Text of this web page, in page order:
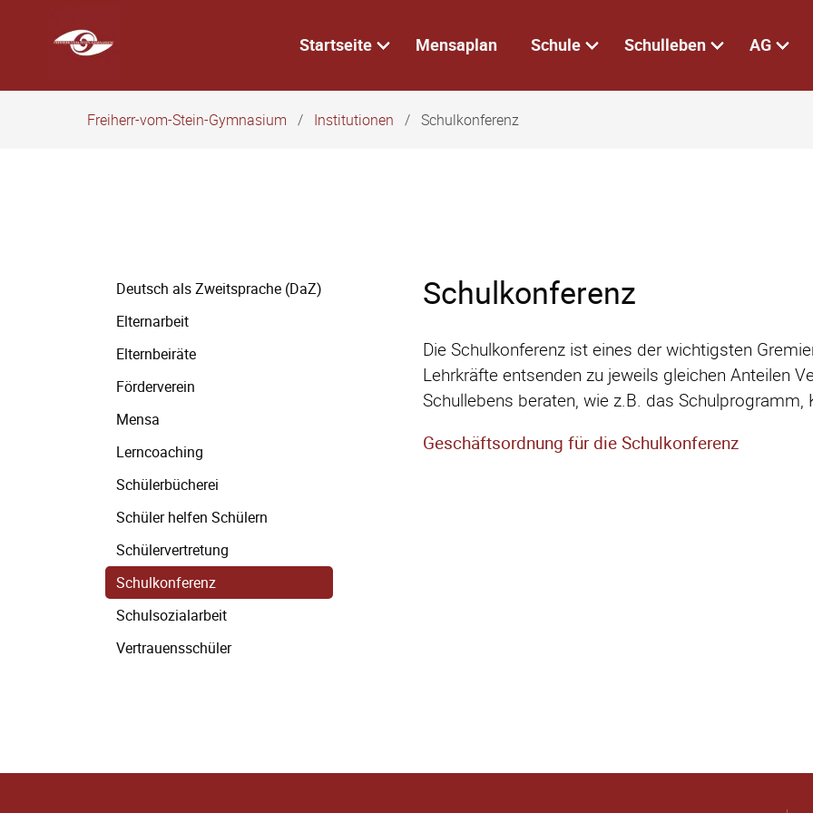
überspringen
Startseite Mensaplan Schule Schulleben AG
Freiherr-vom-Stein-Gymnasium Institutionen Schulkonferenz
Schulkonferenz
Die Schulkonferenz ist eines der wichtigsten
Lehrkräfte entsenden zu jeweils gleichen Anteilen
Schullebens beraten, wie z.B. das
Geschäftsordnung für die Schulkonferenz
Navigation
Deutsch als Zweitsprache (DaZ)
Elternarbeit
Elternbeiräte
Förderverein
Mensa
Lerncoaching
Schülerbücherei
Schüler helfen Schülern
Schülervertretung
Schulkonferenz
Schulsozialarbeit
Vertrauensschüler